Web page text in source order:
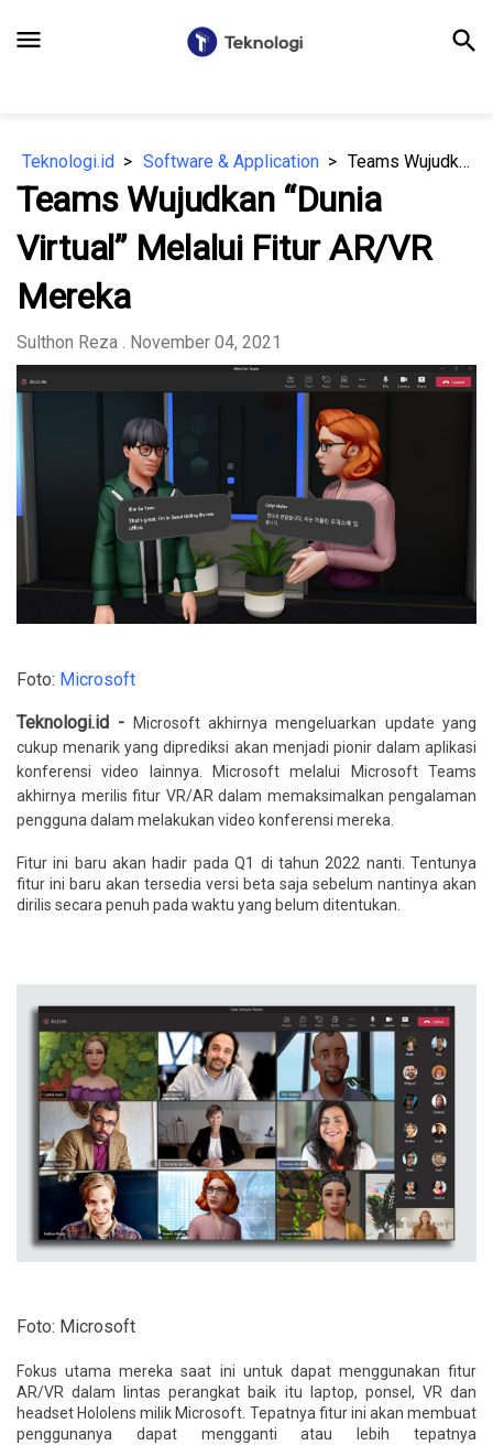
menu search
Teknologi.id Software & Application Teams Wujudkan “Dunia Virtual” Melalui Fitur AR/VR Mereka
Teams Wujudkan “Dunia
Virtual” Melalui Fitur AR/VR
Mereka
Sulthon Reza . November 04, 2021
Foto: Microsoft
Teknologi.id - Microsoft akhirnya mengeluarkan update yang
cukup menarik yang diprediksi akan menjadi pionir dalam aplikasi
konferensi video lainnya. Microsoft melalui Microsoft Teams
akhirnya merilis fitur VR/AR dalam memaksimalkan pengalaman
pengguna dalam melakukan video konferensi mereka.
Fitur ini baru akan hadir pada Q1 di tahun 2022 nanti. Tentunya
fitur ini baru akan tersedia versi beta saja sebelum nantinya akan
dirilis secara penuh pada waktu yang belum ditentukan.
Foto: Microsoft
Fokus utama mereka saat ini untuk dapat menggunakan fitur
AR/VR dalam lintas perangkat baik itu laptop, ponsel, VR dan
headset Hololens milik Microsoft. Tepatnya fitur ini akan membuat
penggunanya dapat mengganti atau lebih tepatnya